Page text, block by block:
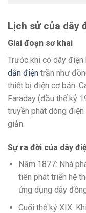
Lịch sử của dây
Giai đoạn sơ khai
Trước khi có dây
dẫn điện trần như
thiết bị điện cơ bản.
Faraday (đầu thế kỷ
truyền phát dòng
giản.
Sự ra đời của dây
Năm 1877: Nhà
tiên phát triển hệ
ứng dụng dây
Cuối thế kỷ XIX: